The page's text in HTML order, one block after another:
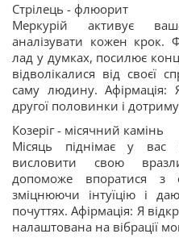
Стрілець - флюорит
Меркурій активує
аналізувати кожен крок.
лад у думках, посилює
відволікалися від своєї
саму людину.
другої половинки і
Козеріг - місячний камінь
Місяць піднімає у вас
висловити свою
допоможе впоратися з
зміцнюючи інтуїцію і
почуттях. Афірмація: Я
налаштована на вібрації